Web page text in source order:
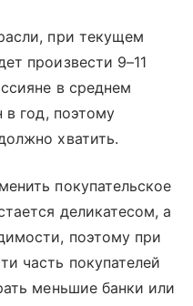
при текущем
произвести 9–11
в среднем
в год, поэтому
хватить.
покупательское
деликатесом, а
поэтому при
часть покупателей
меньшие банки или